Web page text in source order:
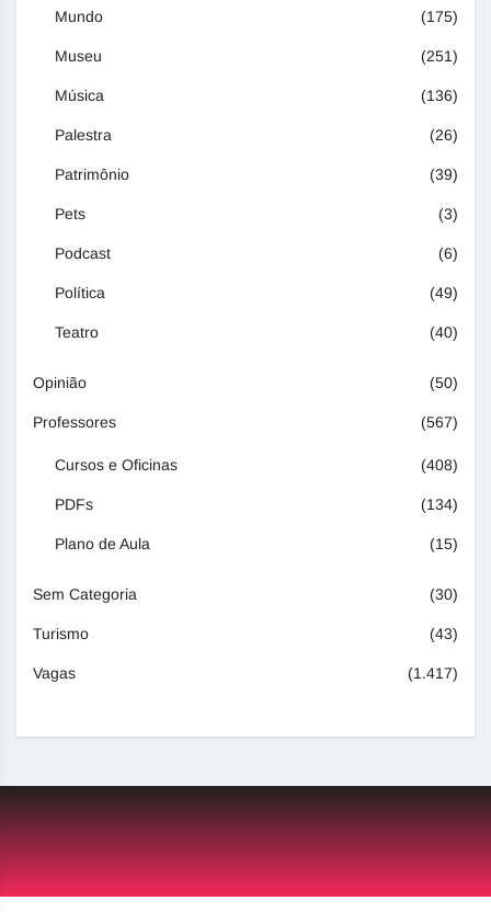
Mundo (175)
Museu (251)
Música (136)
Palestra (26)
Patrimônio (39)
Pets (3)
Podcast (6)
Política (49)
Teatro (40)
Opinião (50)
Professores (567)
Cursos e Oficinas (408)
PDFs (134)
Plano de Aula (15)
Sem Categoria (30)
Turismo (43)
Vagas (1.417)